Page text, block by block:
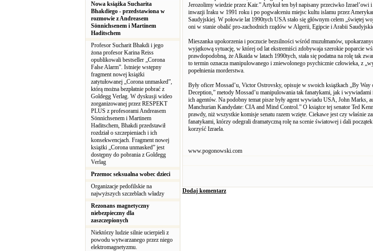
Nowa książka Sucharita
Bhakdiego - przedstawiona w
rozmowie z Andreasem
Sönnichsenem i Martinem
Haditschem
Profesor Sucharit Bhakdi i jego
żona profesor Karina Reiss
opublikowali bestseller „Corona
False Alarm”. Istnieje wstępny
fragment nowej książki
zatytułowanej „Corona unmasked”,
którą można bezpłatnie pobrać z
Goldegg Verlag. W dyskusji wideo
zorganizowanej przez RESPEKT
PLUS z profesorami Andreasem
Sönnichsenem i Martinem
Haditschem, Bhakdi przedstawił
rozdział o szczepieniach i ich
konsekwencjach. Fragment nowej
książki „Corona unmasked” jest
dostępny do pobrania z Goldegg
Verlag
Przemoc seksualna wobec dzieci
Organizacje pedofilskie na
najwyższych szczeblach władzy
Rezonans magnetyczny
niebezpieczny dla
zaszczepionych
Niektórzy ludzie silnie ucierpieli z
powodu wytwarzanego przez niego
elektromagnetyzmu.
Jerozolimy wiedzie przez Kair.” Artykuł ten był napisany przeciwko
inwazji Iraku w 1991 roku i po pogwałceniu miejsc kultu islamu przez
Saudyjskiej. W połowie lat 1990tych USA stało się głównym celem „świętej
oni w stanie obalić pro-zachodnich rządów w Algerii, Egipcie i Arabii
Mieszanka upokorzenia i poczucie bezsilności wśród muzułmanów,
wyjątkową sytuację, w której od lat ekstremiści zdobywaja szerokie poparcie
prawdopodobną, że Alkaida w latach 1990tych, stała się podatna na rolę tak
to termin oznacza manipulowanego i zniewolonego psychicznie człowieka, z
popełnienia morderstwa.
Były oficer Mossad’u, Victor Ostrovsky, opisuje w swoich książkach „By Way
Deception,” metody Mossad’u manipulowania tak fanatykami, jak i
ich agentów. Na podobny temat pisze były agent wywiadu USA, John Marks,
Manchurian Kandydate: CIA and Mind Control.” O książce tej senator Ted
prawdy, niż wszystkie komisje senatu razem wzięte. Ciekawe jest czy właśnie
fanatykami, którzy odegrali dramatyczną rolę na scenie światowej i dali
korzyść Izraela.
www.pogonowski.com
Dodaj komentarz